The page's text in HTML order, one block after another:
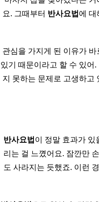
요. 그때부터 반사요법에 대
관심을 가지게 된 이유가
있기 때문이라고 할 수 있어
지 못하는 문제로 고생하고
반사요법이 정말 효과가
리는 걸 느꼈어요. 잠깐만
도 사라지는 듯했죠. 이런